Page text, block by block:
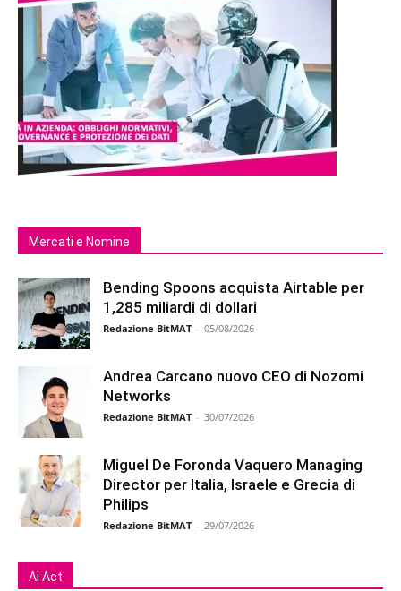
Mercati e Nomine
Bending Spoons acquista Airtable per
1,285 miliardi di dollari
Redazione BitMAT - 05/08/2026
Andrea Carcano nuovo CEO di Nozomi
Networks
Redazione BitMAT - 30/07/2026
Miguel De Foronda Vaquero Managing
Director per Italia, Israele e Grecia di
Philips
Redazione BitMAT - 29/07/2026
Ai Act